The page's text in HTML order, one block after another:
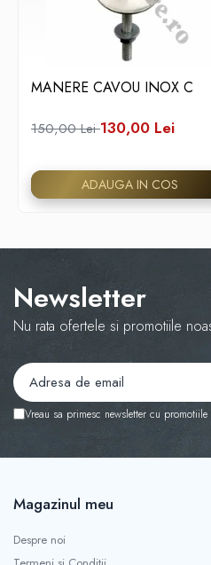
MANERE CAVOU INOX C
150,00 Lei130,00 Lei
ADAUGA IN COS
Newsletter
Nu rata ofertele si promotiile
Vreau sa primesc newsletter cu
Magazinul meu
Despre noi